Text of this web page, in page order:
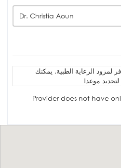
Dr. Christia Aoun
لمزود الرعاية الطبية. يمكنك
Provider does not have